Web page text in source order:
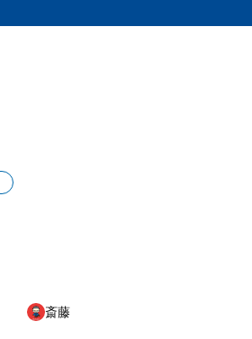
斎藤